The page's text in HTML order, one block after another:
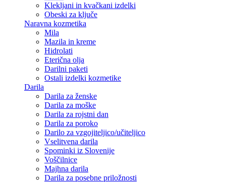
Klekljani in kvačkani izdelki
Obeski za ključe
Naravna kozmetika
Mila
Mazila in kreme
Hidrolati
Eterična olja
Darilni paketi
Ostali izdelki kozmetike
Darila
Darila za ženske
Darila za moške
Darila za rojstni dan
Darila za poroko
Darilo za vzgojiteljico/učiteljico
Vselitvena darila
Spominki iz Slovenije
Voščilnice
Majhna darila
Darila za posebne priložnosti